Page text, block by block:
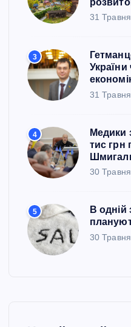
31
3
України
31
4
Медики
тис грн
30
5
В одній
30